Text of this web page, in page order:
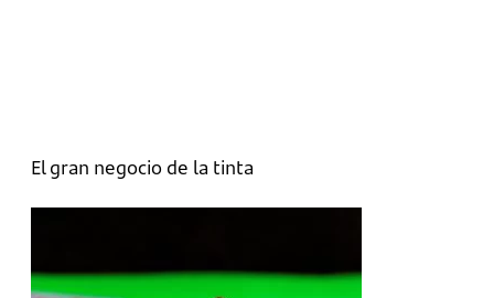
El gran negocio de la tinta